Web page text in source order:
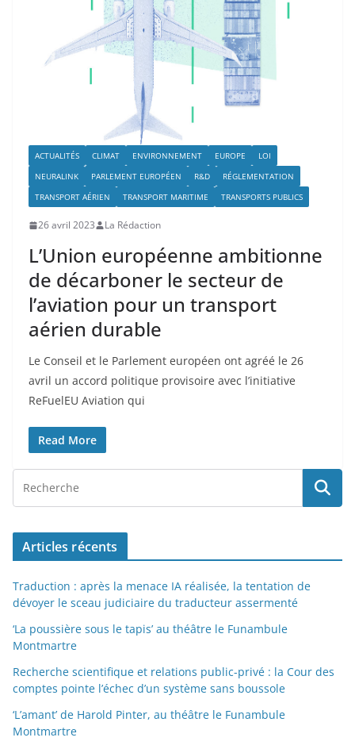
ACTUALITÉS CLIMAT ENVIRONNEMENT EUROPE
LOI
NEURALINK
PARLEMENT EUROPÉEN R&D
RÉGLEMENTATION
TRANSPORT AÉRIEN
TRANSPORT MARITIME TRANSPORTS PUBLICS
26 avril 2023 La Rédaction
L’Union européenne ambitionne
de décarboner le secteur de
l’aviation pour un transport
aérien durable
Le Conseil et le Parlement européen ont agréé le 26
avril un accord politique provisoire avec l’initiative
ReFuelEU Aviation qui
Read More
Articles récents
Traduction : après la menace IA réalisée, la tentation de
dévoyer le sceau judiciaire du traducteur assermenté
‘La poussière sous le tapis’ au théâtre le Funambule
Montmartre
Recherche scientifique et relations public-privé : la Cour des
comptes pointe l’échec d’un système sans boussole
‘L’amant’ de Harold Pinter, au théâtre le Funambule
Montmartre